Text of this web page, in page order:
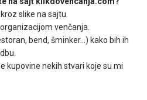
slike na sajtu.
venčanja.
bend, šminker...) kako bih ih
kupovine nekih stvari koje su mi